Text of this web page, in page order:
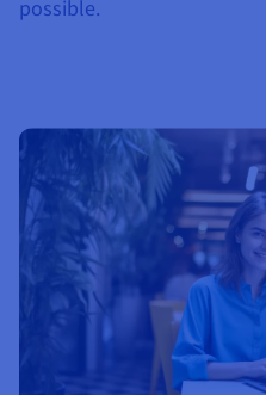
possible.